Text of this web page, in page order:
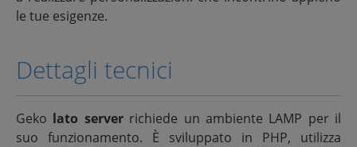
le tue esigenze.
Dettagli tecnici
Geko lato serverrichiede un ambiente LAMP per il
suo funzionamento. È sviluppato in PHP, utilizza